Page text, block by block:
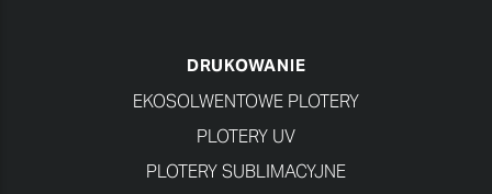
DRUKOWANIE
EKOSOLWENTOWE PLOTERY
PLOTERY UV
PLOTERY SUBLIMACYJNE